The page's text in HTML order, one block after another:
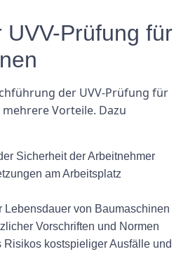
UVV-Prüfung für
der UVV-Prüfung für
Vorteile. Dazu
Sicherheit der Arbeitnehmer
am Arbeitsplatz
Lebensdauer von Baumaschinen
Vorschriften und Normen
Risikos kostspieliger Ausfälle und